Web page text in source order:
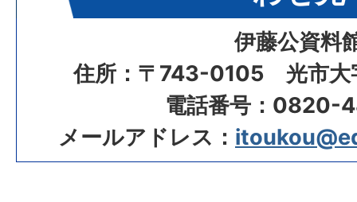
伊藤公資料
住所：〒743-0105 光市大
電話番号：0820-
メールアドレス：